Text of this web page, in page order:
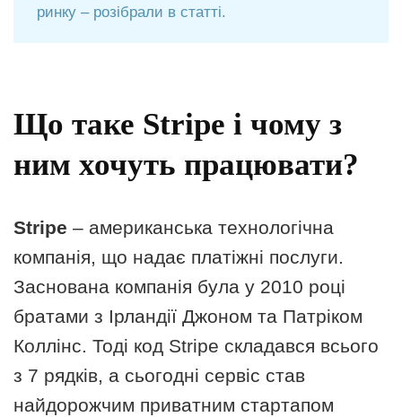
ринку – розібрали в статті.
Що таке Stripe і чому з
ним хочуть працювати?
Stripe – американська технологічна
компанія, що надає платіжні послуги.
Заснована компанія була у 2010 році
братами з Ірландії Джоном та Патріком
Коллінс. Тоді код Stripe складався всього
з 7 рядків, а сьогодні сервіс став
найдорожчим приватним стартапом